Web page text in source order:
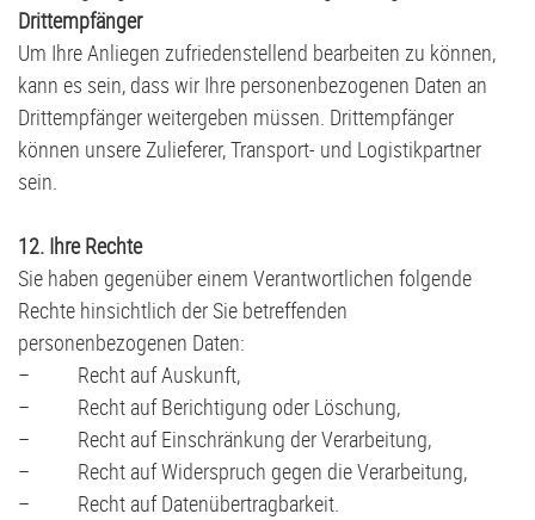
Drittempfänger
Um Ihre Anliegen zufriedenstellend bearbeiten zu können,
kann es sein, dass wir Ihre personenbezogenen Daten an
Drittempfänger weitergeben müssen. Drittempfänger
können unsere Zulieferer, Transport- und Logistikpartner
sein.
12. Ihre Rechte
Sie haben gegenüber einem Verantwortlichen folgende
Rechte hinsichtlich der Sie betreffenden
personenbezogenen Daten:
– Recht auf Auskunft,
– Recht auf Berichtigung oder Löschung,
– Recht auf Einschränkung der Verarbeitung,
– Recht auf Widerspruch gegen die Verarbeitung,
– Recht auf Datenübertragbarkeit.